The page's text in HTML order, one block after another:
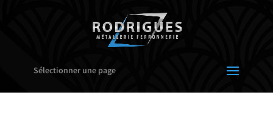
Sélectionner une page